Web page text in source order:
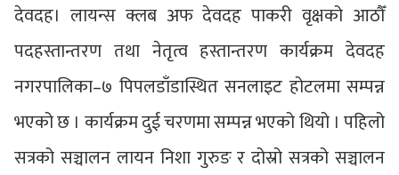
देवदह। लायन्स क्लब अफ देवदह पाकरी वृक्षको आठौँ
पदहस्तान्तरण तथा नेतृत्व हस्तान्तरण कार्यक्रम देवदह
नगरपालिका–७ पिपलडाँडास्थित सनलाइट होटलमा सम्पन्न
भएको छ । कार्यक्रम दुई चरणमा सम्पन्न भएको थियो । पहिलो
सत्रको सञ्चालन लायन निशा गुरुङ र दोस्रो सत्रको सञ्चालन